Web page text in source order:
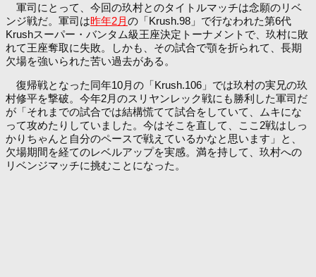
軍司にとって、今回の玖村とのタイトルマッチは念願のリベ
ンジ戦だ。軍司は昨年2月の「Krush.98」で行なわれた第6代
Krushスーパー・バンタム級王座決定トーナメントで、玖村に敗
れて王座奪取に失敗。しかも、その試合で顎を折られて、長期
欠場を強いられた苦い過去がある。
復帰戦となった同年10月の「Krush.106」では玖村の実兄の玖
村修平を撃破。今年2月のスリヤンレック戦にも勝利した軍司だ
が「それまでの試合では結構慌てて試合をしていて、ムキにな
って攻めたりしていました。今はそこを直して、ここ2戦はしっ
かりちゃんと自分のペースで戦えているかなと思います」と、
欠場期間を経てのレベルアップを実感。満を持して、玖村への
リベンジマッチに挑むことになった。